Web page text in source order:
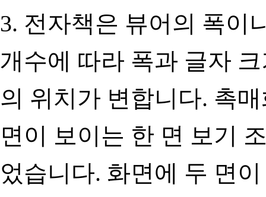
3. 전자책은 뷰어의 폭이
개수에 따라 폭과 글자
의 위치가 변합니다. 촉
면이 보이는 한 면 보기
었습니다. 화면에 두 면